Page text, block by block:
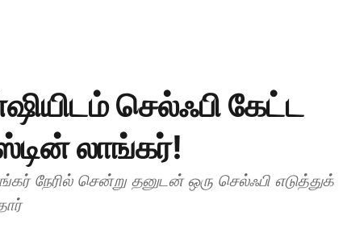
செல்ஃபி கேட்ட
லாங்கர்!
நேரில் சென்று தனுடன் ஒரு செல்ஃபி எடுத்துக்